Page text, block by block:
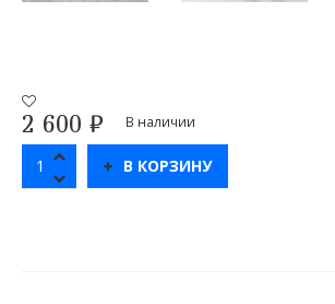
2 600 ₽ В наличии
В КОРЗИНУ